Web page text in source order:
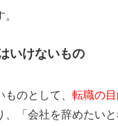
いけないもの
ものとして、転職の
、「会社を辞めたい